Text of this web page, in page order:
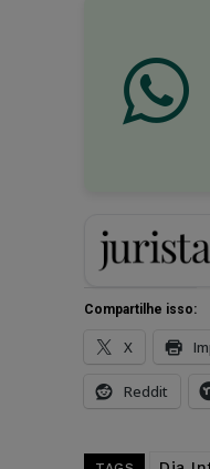
Compartilhe isso:
X
Reddit